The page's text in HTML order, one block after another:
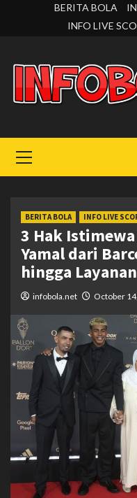
BERITA BOLA
INFO LIVE
Menu
BERITA BOLA INFO LIVE
3 Hak
Yamal dari
hingga
infobola.net October